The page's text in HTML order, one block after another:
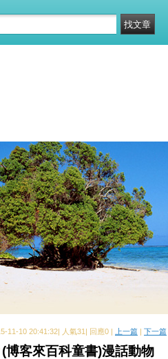
11-10 20:41:32| 人氣31| 回應0 | 上一篇 | 下一篇
(博客來百科童書)漫話動物